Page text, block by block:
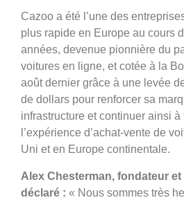
Cazoo a été l’une des
plus rapide en Europe au cours
années, devenue pionnière du
voitures en ligne, et cotée à la
août dernier grâce à une levée
de dollars pour renforcer sa
infrastructure et continuer ainsi à
l’expérience d’achat-vente de
Uni et en Europe continentale.
Alex Chesterman, fondateur et
déclaré : « Nous sommes très